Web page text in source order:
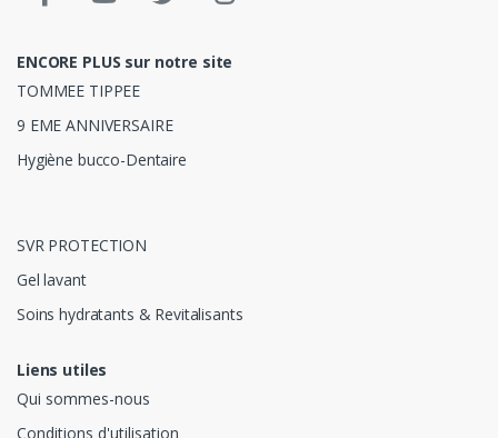
ENCORE PLUS sur notre site
TOMMEE TIPPEE
9 EME ANNIVERSAIRE
Hygiène bucco-Dentaire
SVR PROTECTION
Gel lavant
Soins hydratants & Revitalisants
Liens utiles
Qui sommes-nous
Conditions d'utilisation